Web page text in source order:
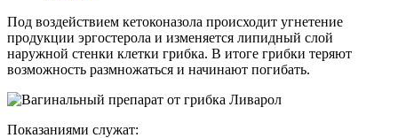
Под воздействием кетоконазола происходит угнетение
продукции эргостерола и изменяется липидный слой
наружной стенки клетки грибка. В итоге грибки теряют
возможность размножаться и начинают погибать.
Показаниями служат: